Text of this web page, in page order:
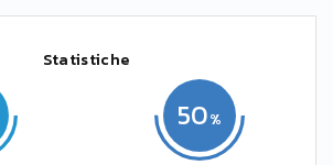
Statistiche
50